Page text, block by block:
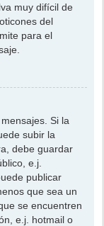
muy difícil de
del
para el
Si la
subir la
debe guardar
e.j.
publicar
que sea un
se encuentren
e.j. hotmail o